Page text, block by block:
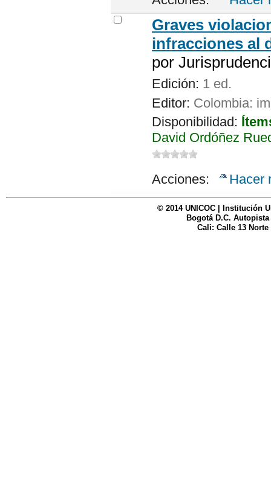
Graves
infracciones al
por
Edición: 1 ed.
Editor: Colombia:
Disponibilidad:
David Ordóñez
Acciones: Hacer
© 2014 UNICOC | Institución
Bogotá D.C. Autopista
Cali: Calle 13 Norte